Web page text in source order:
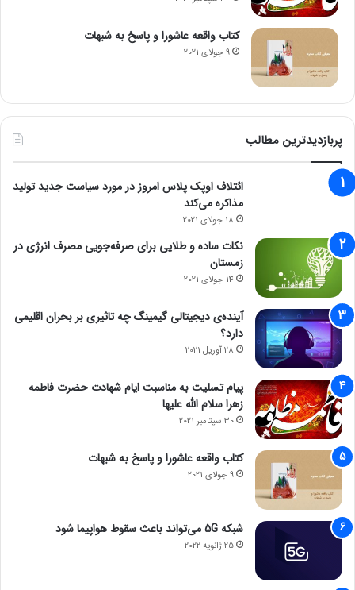
کتاب واقعه عاشورا و پاسخ به شبهات
9 جولای 2021
پربازدیدترین مطالب
ائتلاف اوپک پلاس امروز در مورد سیاست جدید تولید
مذاکره می‌کند
18 جولای 2021
نکات ساده و طلایی برای صرفه‌جویی مصرف انرژی در
زمستان
14 جولای 2021
آینده‌ی دیجیتالی گیمینگ چه تاثیری بر بحران اقلیمی
دارد؟
28 آوریل 2021
پیام تسلیت به مناسبت ایام شهادت حضرت فاطمه
زهرا سلام الله علیها
30 سپتامبر 2021
کتاب واقعه عاشورا و پاسخ به شبهات
9 جولای 2021
شبکه 5G می‌تواند باعث سقوط هواپیما شود
25 ژانویه 2022